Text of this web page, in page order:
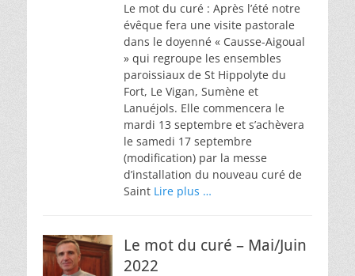
Le mot du curé : Après l’été notre
évêque fera une visite pastorale
dans le doyenné « Causse-Aigoual
» qui regroupe les ensembles
paroissiaux de St Hippolyte du
Fort, Le Vigan, Sumène et
Lanuéjols. Elle commencera le
mardi 13 septembre et s’achèvera
le samedi 17 septembre
(modification) par la messe
d’installation du nouveau curé de
Saint Lire plus …
Le mot du curé – Mai/Juin
2022